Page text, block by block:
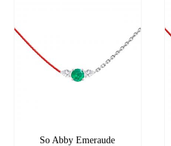
So Abby Emeraude